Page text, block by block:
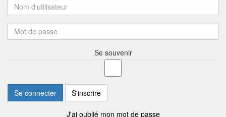
Se souvenir
Se connecter S'inscrire
J'ai oublié mon mot de passe